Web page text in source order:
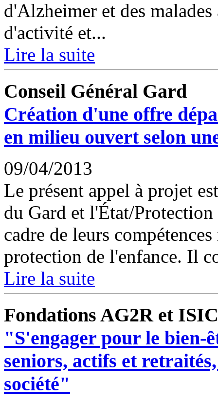
d'Alzheimer et des
d'activité et...
Lire la suite
Conseil Général Gard
Création d'une offre
en milieu ouvert selon
09/04/2013
Le présent appel à projet
du Gard et l'État/Protection
cadre de leurs
protection de l'enfance. Il
Lire la suite
Fondations AG2R et
"S'engager pour le bien-
seniors, actifs et
société"